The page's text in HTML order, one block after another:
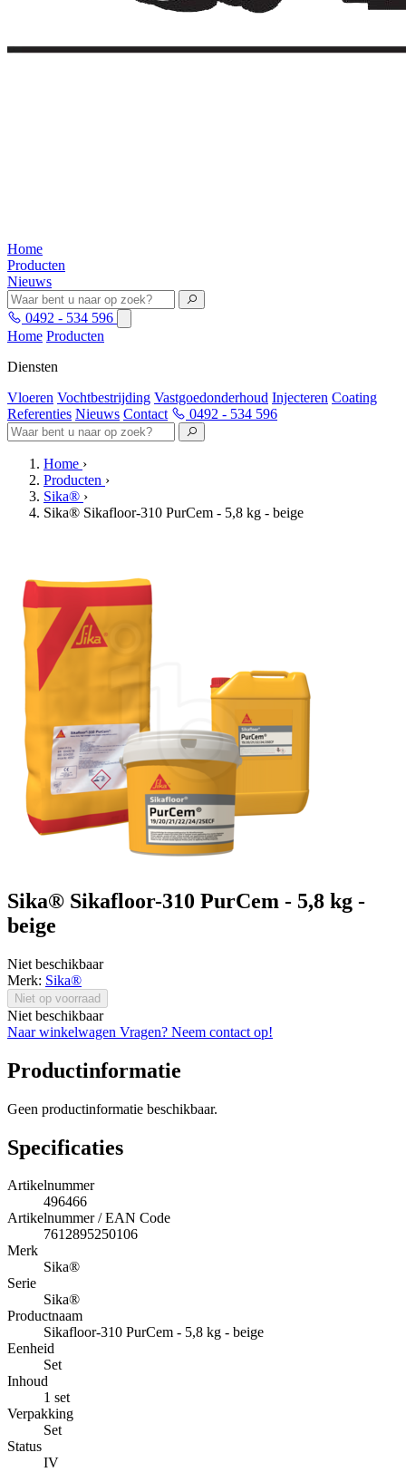
Home
Producten
Nieuws
0492 - 534 596
Home Producten
Diensten
Vloeren Vochtbestrijding Vastgoedonderhoud Injecteren Coating
Referenties Nieuws Contact 0492 - 534 596
Home ›
Producten ›
Sika® ›
Sika® Sikafloor-310 PurCem - 5,8 kg - beige
Sika® Sikafloor-310 PurCem - 5,8 kg -
beige
Niet beschikbaar
Merk: Sika®
Niet op voorraad
Niet beschikbaar
Naar winkelwagen Vragen? Neem contact op!
Productinformatie
Geen productinformatie beschikbaar.
Specificaties
Artikelnummer
496466
Artikelnummer / EAN Code
7612895250106
Merk
Sika®
Serie
Sika®
Productnaam
Sikafloor-310 PurCem - 5,8 kg - beige
Eenheid
Set
Inhoud
1 set
Verpakking
Set
Status
IV